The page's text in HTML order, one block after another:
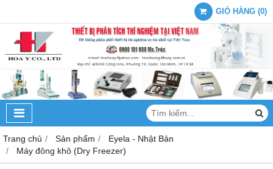
GIỎ HÀNG (0)
Trang chủ Sản phẩm
Eyela - Nhật Bản
Máy đông khô (Dry Freezer)